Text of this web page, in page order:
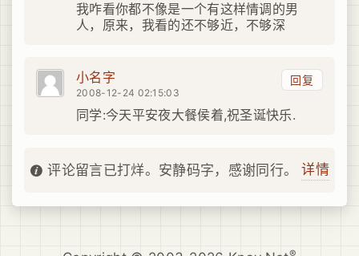
我咋看你都不像是一个有这样情调的男
人，原来，我看的还不够近，不够深
回复
小名字
2008-12-24 02:15:03
同学:今天平安夜大餐侯着,祝圣诞快乐.
评论留言已打烊。安静码字，感谢同行。 详情